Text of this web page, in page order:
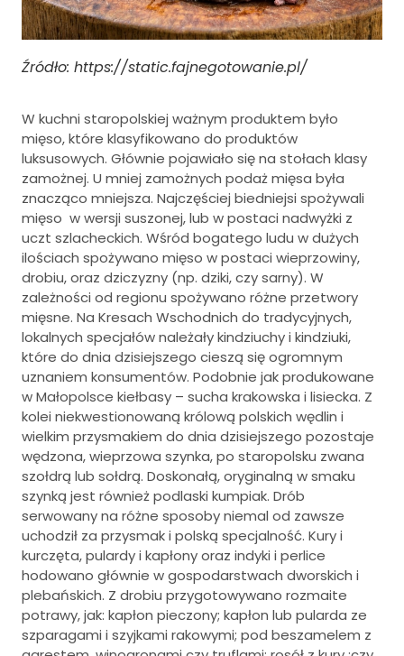
Źródło: https://static.fajnegotowanie.pl/
W kuchni staropolskiej ważnym produktem było
mięso, które klasyfikowano do produktów
luksusowych. Głównie pojawiało się na stołach klasy
zamożnej. U mniej zamożnych podaż mięsa była
znacząco mniejsza. Najczęściej biedniejsi spożywali
mięso w wersji suszonej, lub w postaci nadwyżki z
uczt szlacheckich. Wśród bogatego ludu w dużych
ilościach spożywano mięso w postaci wieprzowiny,
drobiu, oraz dziczyzny (np. dziki, czy sarny). W
zależności od regionu spożywano różne przetwory
mięsne. Na Kresach Wschodnich do tradycyjnych,
lokalnych specjałów należały kindziuchy i kindziuki,
które do dnia dzisiejszego cieszą się ogromnym
uznaniem konsumentów. Podobnie jak produkowane
w Małopolsce kiełbasy – sucha krakowska i lisiecka. Z
kolei niekwestionowaną królową polskich wędlin i
wielkim przysmakiem do dnia dzisiejszego pozostaje
wędzona, wieprzowa szynka, po staropolsku zwana
szołdrą lub sołdrą. Doskonałą, oryginalną w smaku
szynką jest również podlaski kumpiak. Drób
serwowany na różne sposoby niemal od zawsze
uchodził za przysmak i polską specjalność. Kury i
kurczęta, pulardy i kapłony oraz indyki i perlice
hodowano głównie w gospodarstwach dworskich i
plebańskich. Z drobiu przygotowywano rozmaite
potrawy, jak: kapłon pieczony; kapłon lub pularda ze
szparagami i szyjkami rakowymi; pod beszamelem z